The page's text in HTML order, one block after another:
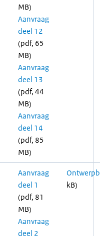
MB)
Aanvraag
deel 12
(pdf, 65
MB)
Aanvraag
deel 13
(pdf, 44
MB)
Aanvraag
deel 14
(pdf, 85
MB)
Aanvraag
deel 1
(pdf, 81
MB)
Aanvraag
deel 2
kB)